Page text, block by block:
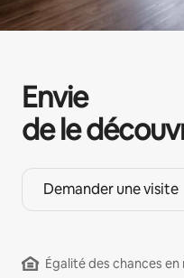
Envie
de le
Demander une visite
Égalité des chances